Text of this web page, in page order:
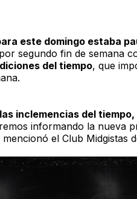
este domingo estaba
segundo fin de semana
del tiempo, que
inclemencias del
informando la nueva
mencionó el Club Midgistas